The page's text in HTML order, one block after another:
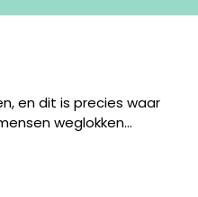
en dit is precies waar
weglokken…